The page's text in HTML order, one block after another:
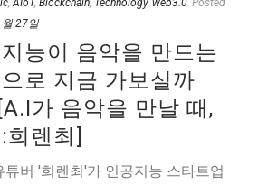
,AIoT, Blockchain, Technology, web3.0 Posted
27일
능이 음악을 만드는
로 지금 가보실까
가 음악을 만날 때,
희렌최]
튜버 '희렌최'가 인공지능 스타트업